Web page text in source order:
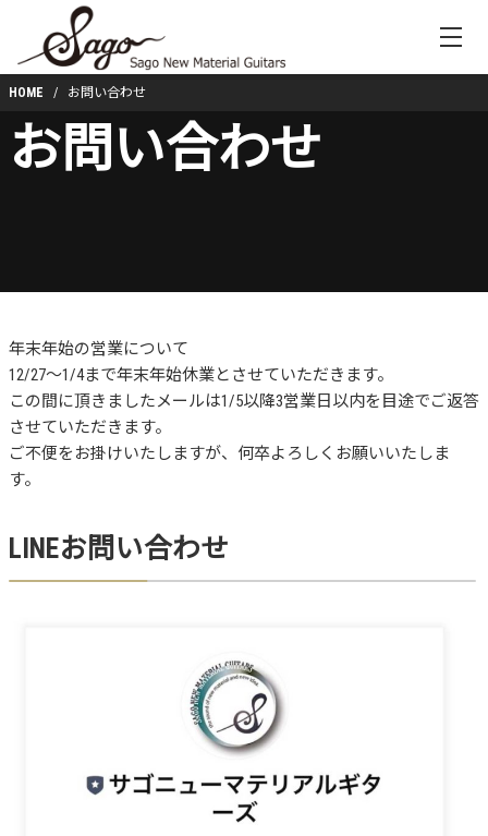
HOME お問い合わせ
お問い合わせ
年末年始の営業について
12/27～1/4まで年末年始休業とさせていただきます。
この間に頂きましたメールは1/5以降3営業日以内を目途でご返答
させていただきます。
ご不便をお掛けいたしますが、何卒よろしくお願いいたしま
す。
LINEお問い合わせ